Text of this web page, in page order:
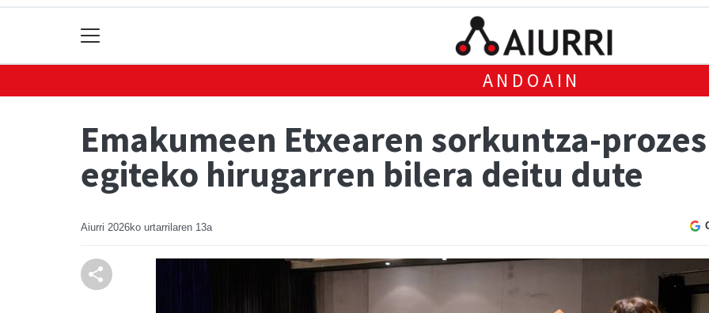
ANDOAIN
Emakumeen Etxearen sorkuntza-
egiteko hirugarren bilera deitu dute
Aiurri 2026ko urtarrilaren 13a